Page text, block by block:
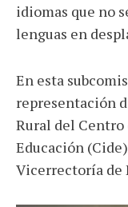
idiomas que no
lenguas en
En esta
representación
Rural del
Educación
Vicerrectoría de